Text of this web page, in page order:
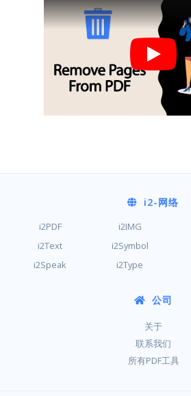
i2-网络
i2PDF i2IMG
i2Text
i2Symbol
i2Speak
i2Type
公司
关于
联系我们
所有PDF工具